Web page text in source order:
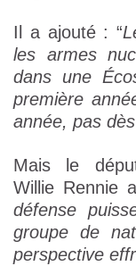
Il a ajouté : “
les armes
dans une
première
année, pas
Mais le
Willie Rennie
défense
groupe de
perspective